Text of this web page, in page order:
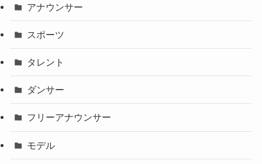
アナウンサー
スポーツ
タレント
ダンサー
フリーアナウンサー
モデル